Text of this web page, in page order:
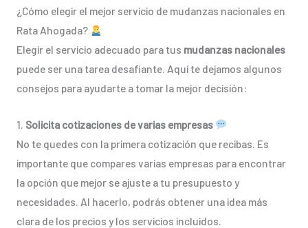
¿Cómo elegir el mejor servicio de mudanzas nacionales en
Rata Ahogada?
Elegir el servicio adecuado para tus mudanzas nacionales
puede ser una tarea desafiante. Aquí te dejamos algunos
consejos para ayudarte a tomar la mejor decisión:
1. Solicita cotizaciones de varias empresas
No te quedes con la primera cotización que recibas. Es
importante que compares varias empresas para encontrar
la opción que mejor se ajuste a tu presupuesto y
necesidades. Al hacerlo, podrás obtener una idea más
clara de los precios y los servicios incluidos.